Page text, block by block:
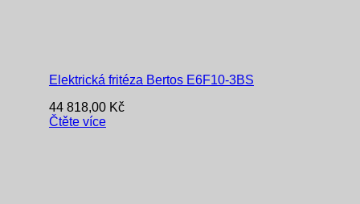
Elektrická fritéza Bertos E6F10-3BS
44 818,00 Kč
Čtěte více